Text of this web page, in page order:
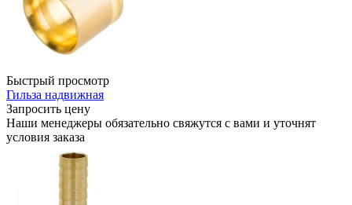
Быстрый просмотр
Гильза надвижная
Запросить цену
Наши менеджеры обязательно свяжутся с вами и уточнят
условия заказа